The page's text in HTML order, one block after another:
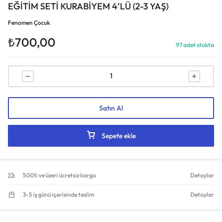
EĞİTİM SETİ KURABİYEM 4’LÜ (2-3 YAŞ)
Fenomen Çocuk
₺700,00 97 adet stokta
Sepete ekle
Satın Al
500₺ ve üzeri ücretsiz kargo Detaylar
3-5 iş günü içerisinde teslim Detaylar